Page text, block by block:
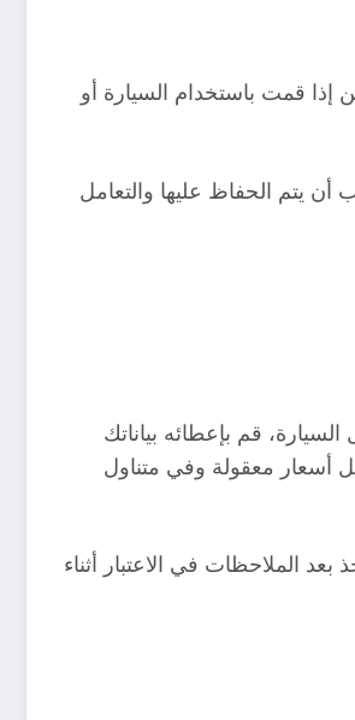
قمت باستخدام السيارة أو
يتم الحفاظ عليها والتعامل
قم بإعطائه بياناتك
معقولة وفي متناول
الملاحظات في الاعتبار أثناء